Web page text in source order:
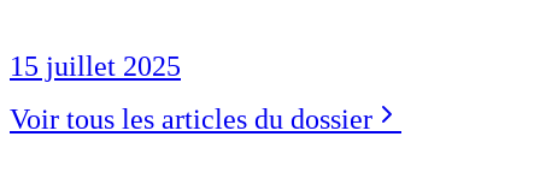
15 juillet 2025
Voir tous les articles du dossier